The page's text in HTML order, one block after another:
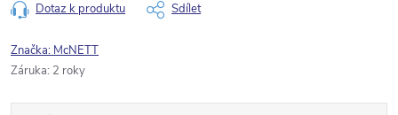
Dotaz k produktu Sdílet
Značka: McNETT
Záruka: 2 roky